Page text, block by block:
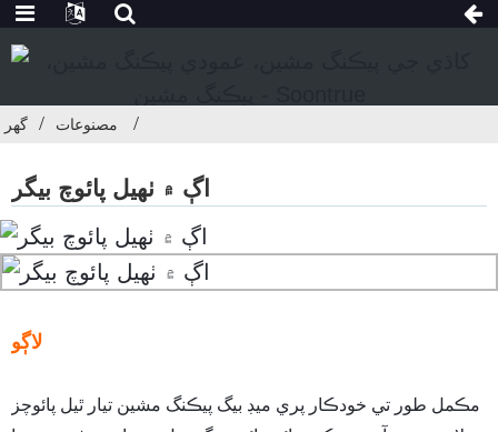
گھر مصنوعات
اڳ ۾ ٺهيل پائوچ بيگر
لاڳو
مڪمل طور تي خودڪار پري ميڊ بيگ پيڪنگ مشين تيار ٿيل پائوچز